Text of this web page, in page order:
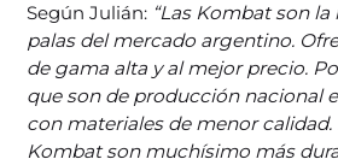
Según Julián: “Las Kombat son
palas del mercado argentino.
de gama alta y al mejor precio.
que son de producción nacional
con materiales de menor calidad.
Kombat son muchísimo más